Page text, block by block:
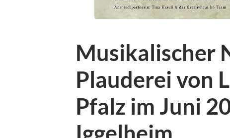
Musikalischer
Plauderei von
Pfalz im Juni